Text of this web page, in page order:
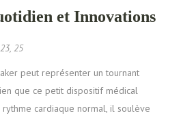
et Innovations
25
peut représenter un tournant
que ce petit dispositif médical
cardiaque normal, il soulève